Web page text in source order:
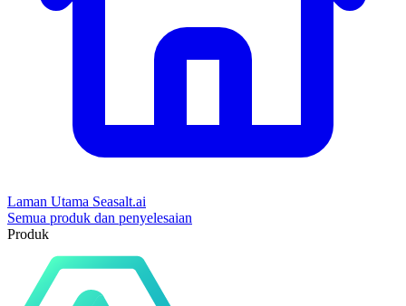
Laman Utama Seasalt.ai
Semua produk dan penyelesaian
Produk